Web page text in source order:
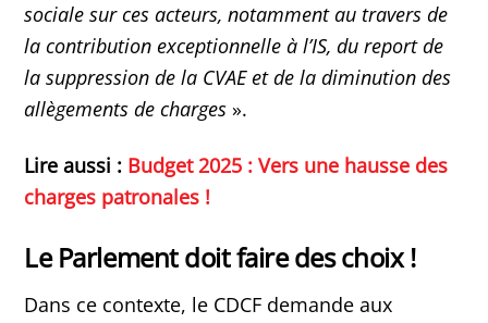
sociale sur ces acteurs, notamment au travers de
la contribution exceptionnelle à l’IS, du report de
la suppression de la CVAE et de la diminution des
allègements de charges ».
Lire aussi : Budget 2025 : Vers une hausse des
charges patronales !
Le Parlement doit faire des choix !
Dans ce contexte, le CDCF demande aux